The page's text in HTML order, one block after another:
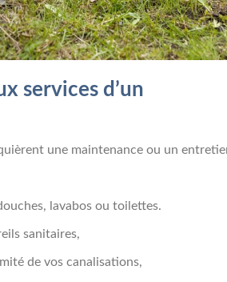
services d’un
une maintenance ou un
lavabos ou toilettes.
sanitaires,
de vos canalisations,